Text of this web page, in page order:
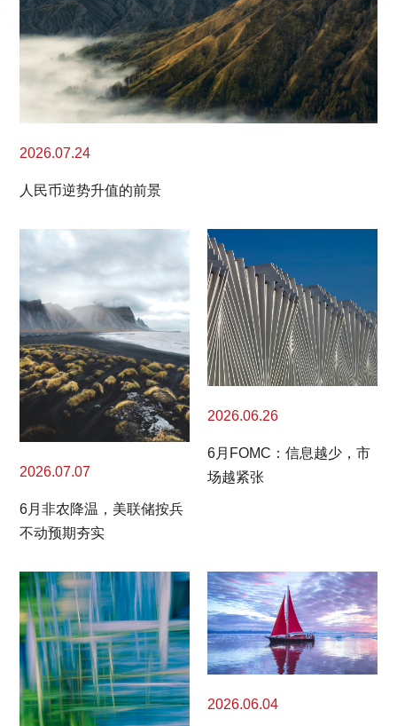
2026.07.24
人民币逆势升值的前景
2026.07.07
6月非农降温，美联储按兵
不动预期夯实
2026.06.26
6月FOMC：信息越少，市
场越紧张
2026.06.04